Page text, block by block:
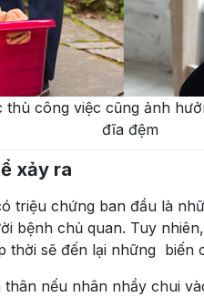
thù công việc cũng ảnh
đĩa đệm
xảy ra
triệu chứng ban đầu là
bệnh chủ quan. Tuy
thời sẽ đến lại những biến
nếu nhân nhầy chui